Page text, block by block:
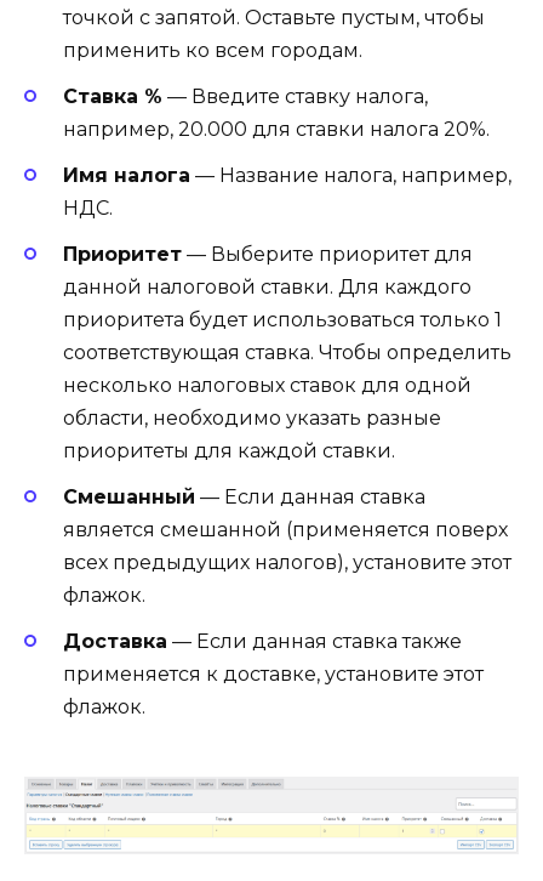
точкой с запятой. Оставьте пустым, чтобы
применить ко всем городам.
Ставка % — Введите ставку налога,
например, 20.000 для ставки налога 20%.
Имя налога — Название налога, например,
НДС.
Приоритет — Выберите приоритет для
данной налоговой ставки. Для каждого
приоритета будет использоваться только 1
соответствующая ставка. Чтобы определить
несколько налоговых ставок для одной
области, необходимо указать разные
приоритеты для каждой ставки.
Смешанный — Если данная ставка
является смешанной (применяется поверх
всех предыдущих налогов), установите этот
флажок.
Доставка — Если данная ставка также
применяется к доставке, установите этот
флажок.